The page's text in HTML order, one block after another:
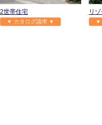
2世帯住宅
▼ カタログ請求 ▼
リ
▼